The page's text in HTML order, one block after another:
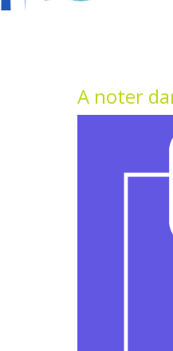
A noter